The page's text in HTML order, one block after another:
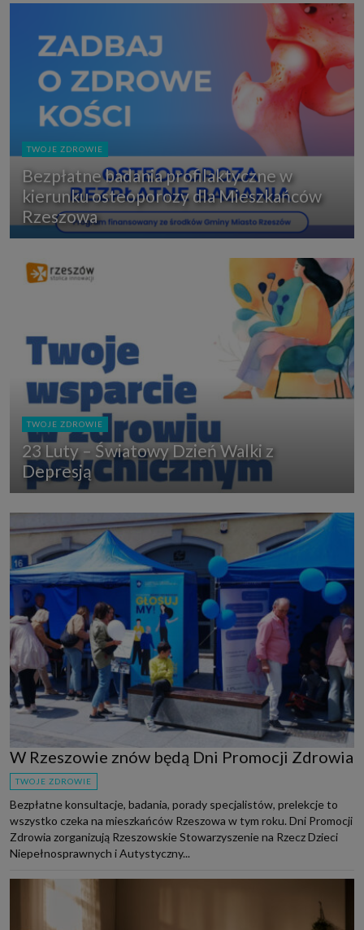
TWOJE ZDROWIE
Bezpłatne badania profilaktyczne w
kierunku osteoporozy dla Mieszkańców
Rzeszowa
TWOJE ZDROWIE
23 Luty – Światowy Dzień Walki z
Depresją
W Rzeszowie znów będą Dni Promocji Zdrowia
TWOJE ZDROWIE
Bezpłatne konsultacje, badania, porady specjalistów, prelekcje to
wszystko czeka na mieszkańców Rzeszowa w tym roku. Dni Promocji
Zdrowia zorganizują Rzeszowskie Stowarzyszenie na Rzecz Dzieci
Niepełnosprawnych i Autystyczny...